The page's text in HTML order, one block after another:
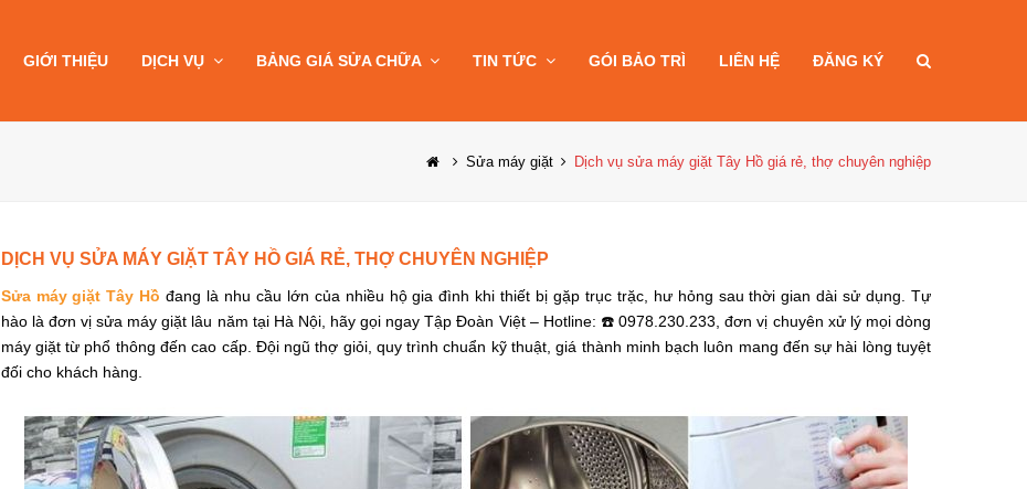
GIỚI THIỆU DỊCH VỤ BẢNG GIÁ SỬA CHỮA TIN TỨC GÓI BẢO TRÌ LIÊN HỆ ĐĂNG KÝ
Sửa máy giặt Dịch vụ sửa máy giặt Tây Hồ giá rẻ, thợ chuyên nghiệp
DỊCH VỤ SỬA MÁY GIẶT TÂY HỒ GIÁ RẺ, THỢ CHUYÊN NGHIỆP
Sửa máy giặt Tây Hồ đang là nhu cầu lớn của nhiều hộ gia đình khi thiết bị gặp trục trặc, hư hỏng sau thời gian dài sử dụng. Tự
hào là đơn vị sửa máy giặt lâu năm tại Hà Nội, hãy gọi ngay Tập Đoàn Việt – Hotline: ☎️ 0978.230.233, đơn vị chuyên xử lý mọi dòng
máy giặt từ phổ thông đến cao cấp. Đội ngũ thợ giỏi, quy trình chuẩn kỹ thuật, giá thành minh bạch luôn mang đến sự hài lòng tuyệt
đối cho khách hàng.